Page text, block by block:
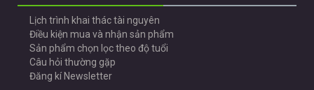
Lịch trình khai thác tài nguyên
Điều kiện mua và nhận sản phẩm
Sản phẩm chọn lọc theo độ tuổi
Câu hỏi thường gặp
Đăng kí Newsletter